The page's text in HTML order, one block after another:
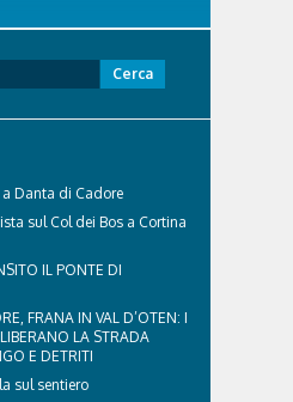
Cortina -
& Research che durante i
sta per entrare in una...
Danta di Cadore
sul Col dei Bos a Cortina
IL PONTE DI
FRANA IN VAL D’OTEN: I
LA STRADA
E DETRITI
sul sentiero